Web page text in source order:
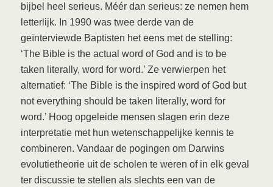
bijbel heel serieus. Méér dan serieus: ze nemen hem
letterlijk. In 1990 was twee derde van de
geïnterviewde Baptisten het eens met de stelling:
‘The Bible is the actual word of God and is to be
taken literally, word for word.’ Ze verwierpen het
alternatief: ‘The Bible is the inspired word of God but
not everything should be taken literally, word for
word.’ Hoog opgeleide mensen slagen erin deze
interpretatie met hun wetenschappelijke kennis te
combineren. Vandaar de pogingen om Darwins
evolutietheorie uit de scholen te weren of in elk geval
ter discussie te stellen als slechts een van de